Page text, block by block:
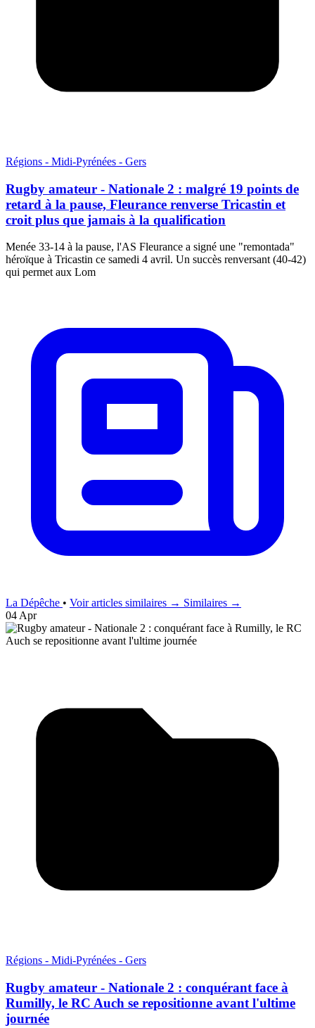
Régions - Midi-Pyrénées - Gers
Rugby amateur - Nationale 2 : malgré 19 points de
retard à la pause, Fleurance renverse Tricastin et
croit plus que jamais à la qualification
Menée 33-14 à la pause, l'AS Fleurance a signé une "remontada"
héroïque à Tricastin ce samedi 4 avril. Un succès renversant (40-42)
qui permet aux Lom
La Dépêche • Voir articles similaires → Similaires →
04 Apr
Régions - Midi-Pyrénées - Gers
Rugby amateur - Nationale 2 : conquérant face à
Rumilly, le RC Auch se repositionne avant l'ultime
journée